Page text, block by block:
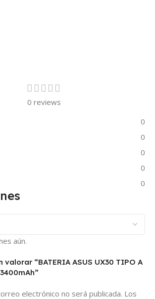
0 reviews
0
0
0
0
0
aún.
valorar “BATERIA ASUS UX30 TIPO A
3400mAh”
electrónico no será publicada. Los